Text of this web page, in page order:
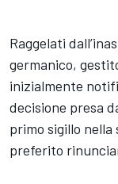
Raggelati
germanico,
inizialmente
decisione presa
primo sigillo
preferito